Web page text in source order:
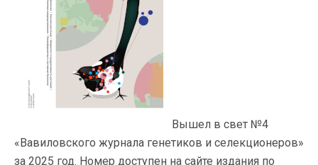
Вышел в свет №4
«Вавиловского журнала генетиков и селекционеров»
за 2025 год. Номер доступен на сайте издания по